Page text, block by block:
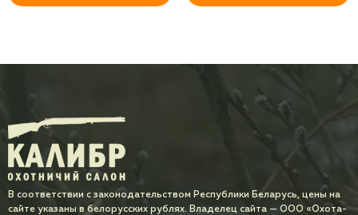
В соответствии с законодательством Республики Беларусь, цены на
сайте указаны в белорусских рублях. Владелец сайта — ООО «Охота-